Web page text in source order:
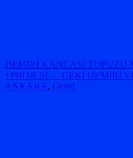
DEMİRİ KANCASI TOPUZU
+PROJESİ … ÇEKİ DEMİRİ
ANKARA, Genel